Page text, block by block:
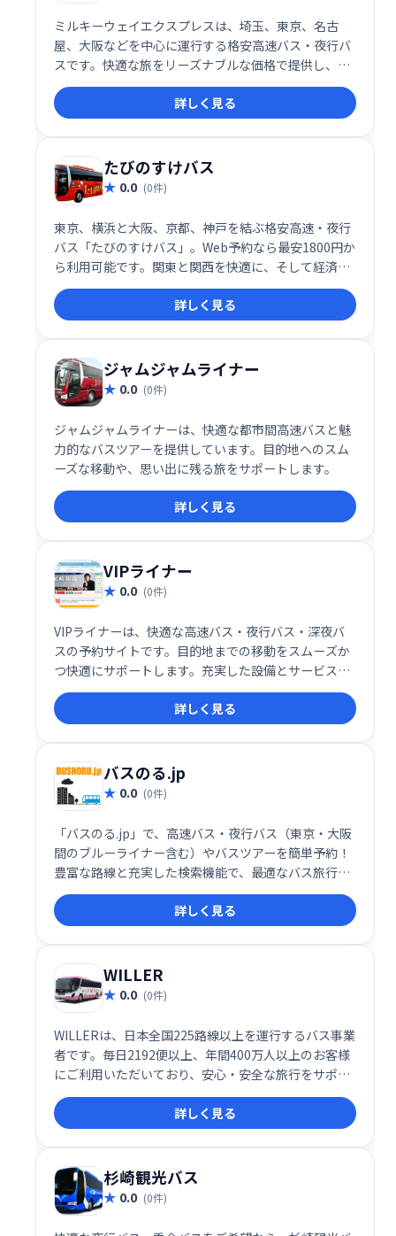
ミルキーウェイエクスプレスは、埼玉、東京、名古
屋、大阪などを中心に運行する格安高速バス・夜行バ
スです。快適な旅をリーズナブルな価格で提供し、目
的地までの移動をスムーズにサポートします。利便性
とコストパフォーマンスを両立した、お財布に優しい
バス旅行をお楽しみください。
詳しく見る
たびのすけバス
0.0 (0件)
東京、横浜と大阪、京都、神戸を結ぶ格安高速・夜行
バス「たびのすけバス」。Web予約なら最安1800円か
ら利用可能です。関東と関西を快適に、そして経済的
に移動したい方におすすめです。深夜バスなので、時
間を有効活用できます。詳しく見る
ジャムジャムライナー
0.0 (0件)
ジャムジャムライナーは、快適な都市間高速バスと魅
力的なバスツアーを提供しています。目的地へのスム
ーズな移動や、思い出に残る旅をサポートします。
詳しく見る
VIPライナー
0.0 (0件)
VIPライナーは、快適な高速バス・夜行バス・深夜バ
スの予約サイトです。目的地までの移動をスムーズか
つ快適にサポートします。充実した設備とサービス
で、旅の疲れを軽減。ストレスフリーな移動を実現
し、快適な旅をお届けします。
詳しく見る
バスのる.jp
0.0 (0件)
「バスのる.jp」で、高速バス・夜行バス（東京・大阪
間のブルーライナー含む）やバスツアーを簡単予約！
豊富な路線と充実した検索機能で、最適なバス旅行プ
ランを見つけられます。快適な旅を、スムーズに予約
しましょう。
詳しく見る
WILLER
0.0 (0件)
WILLERは、日本全国225路線以上を運行するバス事業
者です。毎日2192便以上、年間400万人以上のお客様
にご利用いただいており、安心・安全な旅行をサポー
トします。WILLER EXPRESSをはじめとする多彩な路
線で、快適な旅をお届けします。
詳しく見る
杉崎観光バス
0.0 (0件)